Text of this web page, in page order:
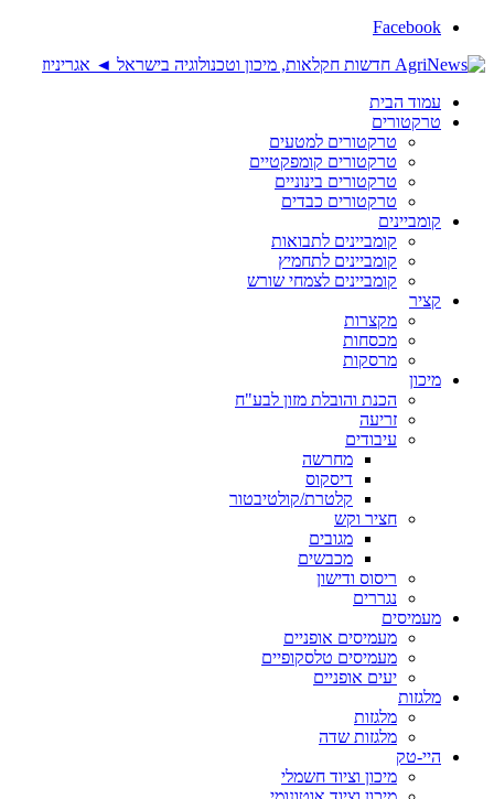
Facebook
עמוד הבית
טרקטורים
טרקטורים למטעים
טרקטורים קומפקטיים
טרקטורים בינוניים
טרקטורים כבדים
קומביינים
קומביינים לתבואות
קומביינים לתחמיץ
קומביינים לצמחי שורש
קציר
מקצרות
מכסחות
מרסקות
מיכון
הכנת והובלת מזון לבע"ח
זריעה
עיבודים
מחרשה
דיסקוס
קלטרת/קולטיבטור
חציר וקש
מגובים
מכבשים
ריסוס ודישון
נגררים
מעמיסים
מעמיסים אופניים
מעמיסים טלסקופיים
יעים אופניים
מלגזות
מלגזות
מלגזות שדה
היי-טק
מיכון וציוד חשמלי